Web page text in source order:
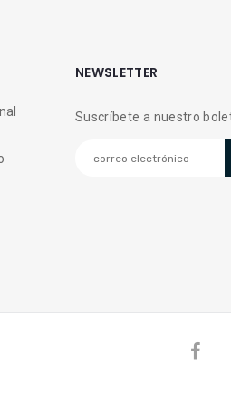
NEWSLETTER
Suscríbete a nuestro